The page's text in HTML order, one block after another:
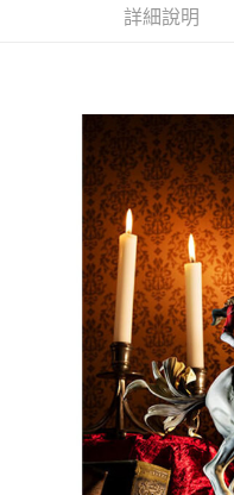
1.分期款項不併入電信帳單，「
【注意事項】
1.本服務係由「台灣大哥大股份
用戶於交易時，得透過本服務
買賣價金債權讓與本公司後，
2.基於同意付款使用「大哥付你
資料（包含姓名、電話或地址
由本公司與您本人進行分期帳
3.完整用戶服務條款，請詳閱以
每筆NT$160，滿NT$3,000(
詳細說明